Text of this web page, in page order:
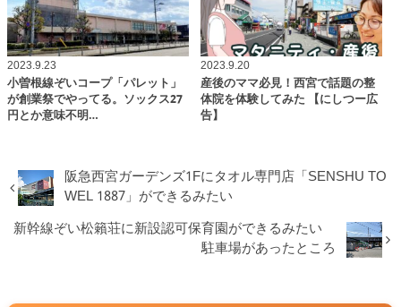
2023.9.23
小曽根線ぞいコープ「パレット」
が創業祭でやってる。ソックス27
円とか意味不明…
2023.9.20
産後のママ必見！西宮で話題の整
体院を体験してみた 【にしつー広
告】
阪急西宮ガーデンズ1Fにタオル専門店「SENSHU TO
WEL 1887」ができるみたい
新幹線ぞい松籟荘に新設認可保育園ができるみたい
駐車場があったところ